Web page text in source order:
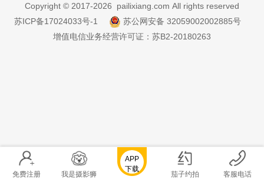
Copyright © 2017-2026 pailixiang.com All rights reserved
苏ICP备17024033号-1
苏公网安备 32059002002885号
增值电信业务经营许可证：苏B2-20180263
免费注册 我是摄影狮
APP
下载
茄子约拍 客服电话